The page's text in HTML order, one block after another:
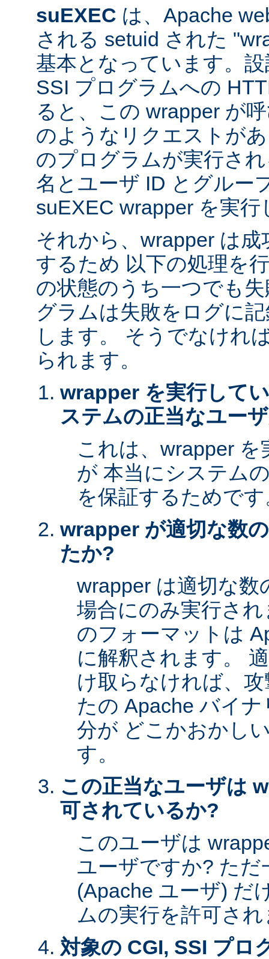
suEXEC は、Apache
される setuid された
基本となっています。
SSI プログラムへの
ると、この wrapper が
のようなリクエストが
のプログラムが実行さ
名とユーザ ID とグルー
suEXEC wrapper を実行
それから、wrapper は
するため 以下の処理を
の状態のうち一つでも
グラムは失敗をログに
します。 そうでなけれ
られます。
wrapper を実行して
ステムの正当なユー
これは、wrapper
が 本当にシステム
を保証するためで
wrapper が適切な数
たか?
wrapper は適切な
場合にのみ実行さ
のフォーマットは
に解釈されます。
け取らなければ、
たの Apache バイ
分が どこかおかし
す。
この正当なユーザは
可されているか?
このユーザは
ユーザですか? ただ
(Apache ユーザ) だ
ムの実行を許可さ
対象の CGI, SSI プロ